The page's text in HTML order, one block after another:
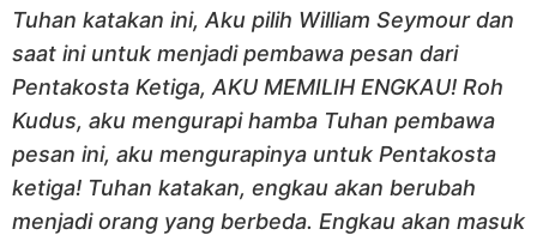
Tuhan katakan ini, Aku pilih William Seymour dan
saat ini untuk menjadi pembawa pesan dari
Pentakosta Ketiga, AKU MEMILIH ENGKAU! Roh
Kudus, aku mengurapi hamba Tuhan pembawa
pesan ini, aku mengurapinya untuk Pentakosta
ketiga! Tuhan katakan, engkau akan berubah
menjadi orang yang berbeda. Engkau akan masuk